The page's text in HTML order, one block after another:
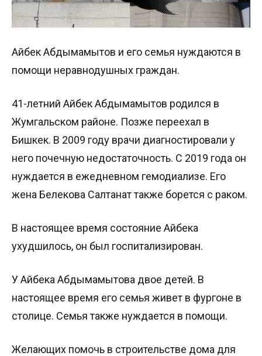
Айбек Абдымамытов и его семья нуждаются в
помощи неравнодушных граждан.
41-летний Айбек Абдымамытов родился в
Жумгальском районе. Позже переехал в
Бишкек. В 2009 году врачи диагностировали у
него почечную недостаточность. С 2019 года он
нуждается в ежедневном гемодиализе. Его
жена Белекова Салтанат также борется с раком.
В настоящее время состояние Айбека
ухудшилось, он был госпитализирован.
У Айбека Абдымамытова двое детей. В
настоящее время его семья живет в фургоне в
столице. Семья также нуждается в помощи.
Желающих помочь в строительстве дома для